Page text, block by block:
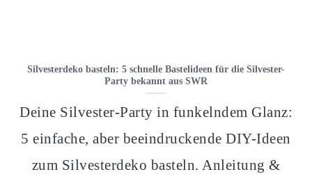
Silvesterdeko basteln: 5 schnelle Bastelideen für die Silvester-
Party bekannt aus SWR
Deine Silvester-Party in funkelndem Glanz:
5 einfache, aber beeindruckende DIY-Ideen
zum Silvesterdeko basteln. Anleitung &